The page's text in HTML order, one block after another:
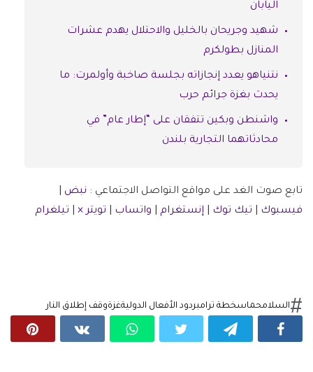
اليابان
شهيد وجريحان بالخليل والاحتلال يهدم عشرات
المنازل بطولكرم
نتنياهو يعدد إنجازاته بجلسة صاخبة وأولمرت: ما
يحدث بغزة جرائم حرب
واشنطن وبكين تتفقان على “إطار عام” في
محادثاتهما التجارية بلندن
تابع صوت الغد على مواقع التواصل الاجتماعي : نبض
فيسبوك
تيك توك إنستغرام واتساب تويتر × تيلغرام
السلامحماسخطة ترامبردود الأفعال الدوليةغزةوقف إطلاق النار